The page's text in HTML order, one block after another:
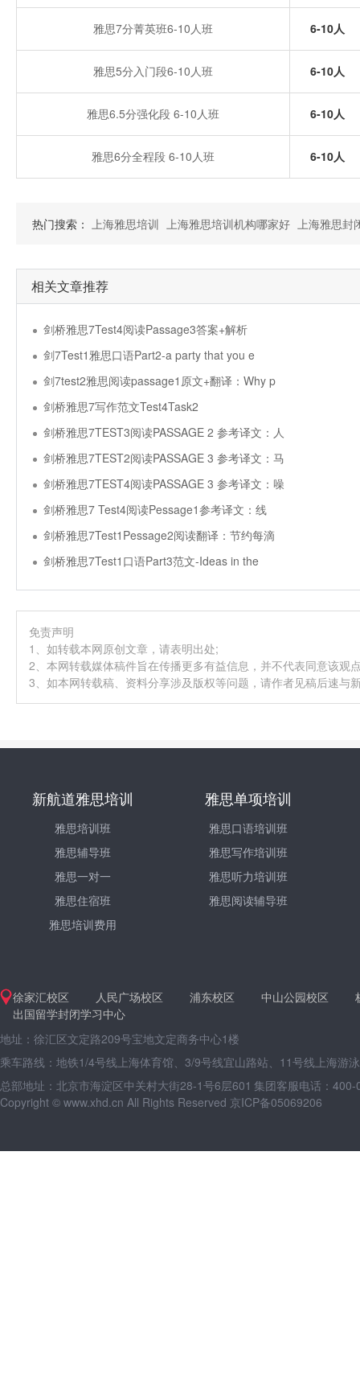
雅思7分菁英班6-10人班 6-10人
雅思5分入门段6-10人班 6-10人
雅思6.5分强化段 6-10人班 6-10人
雅思6分全程段 6-10人班 6-10人
热门搜索： 上海雅思培训 上海雅思培训机构哪家好 上海雅思封
相关文章推荐
剑桥雅思7Test4阅读Passage3答案+解析
剑7Test1雅思口语Part2-a party that you e
剑7test2雅思阅读passage1原文+翻译：Why p
剑桥雅思7写作范文Test4Task2
剑桥雅思7TEST3阅读PASSAGE 2 参考译文：人
剑桥雅思7TEST2阅读PASSAGE 3 参考译文：马
剑桥雅思7TEST4阅读PASSAGE 3 参考译文：噪
剑桥雅思7 Test4阅读Pessage1参考译文：线
剑桥雅思7Test1Pessage2阅读翻译：节约每滴
剑桥雅思7Test1口语Part3范文-Ideas in the
免责声明
1、如转载本网原创文章，请表明出处;
2、本网转载媒体稿件旨在传播更多有益信息，并不代表同意该观
3、如本网转载稿、资料分享涉及版权等问题，请作者见稿后速
新航道雅思培训
雅思培训班
雅思辅导班
雅思一对一
雅思住宿班
雅思培训费用
雅思单项培训
雅思口语培训班
雅思写作培训班
雅思听力培训班
雅思阅读辅导班
徐家汇校区 人民广场校区 浦东校区 中山公园校区
出国留学封闭学习中心
地址：徐汇区文定路209号宝地文定商务中心1楼
乘车路线：地铁1/4号线上海体育馆、3/9号线宜山路站、11号线上海游
总部地址：北京市海淀区中关村大街28-1号6层601 集团客服电话：
Copyright © www.xhd.cn All Rights Reserved 京ICP备05069206